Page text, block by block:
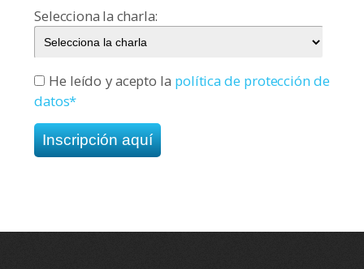
Selecciona la charla:
He leído y acepto la política de protección de
datos*